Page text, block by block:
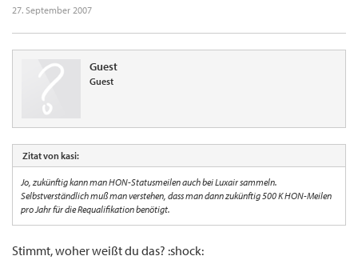
27. September 2007
Guest
Guest
Zitat von kasi:
Jo, zukünftig kann man HON-Statusmeilen auch bei Luxair sammeln.
Selbstverständlich muß man verstehen, dass man dann zukünftig 500 K HON-Meilen
pro Jahr für die Requalifikation benötigt.
Stimmt, woher weißt du das? :shock: